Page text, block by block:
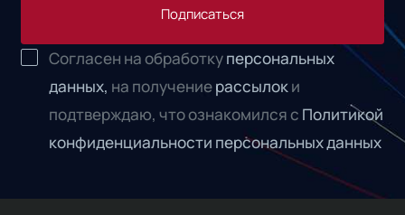
Подписаться
Согласен на обработкуперсональных
данных, на получениерассылоки
подтверждаю, что ознакомился с Политикой
конфиденциальности персональных данных